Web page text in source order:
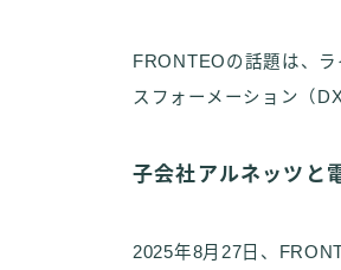
FRONTEOの話題は、
スフォーメーション（
子会社アルネッツと
2025年8月27日、